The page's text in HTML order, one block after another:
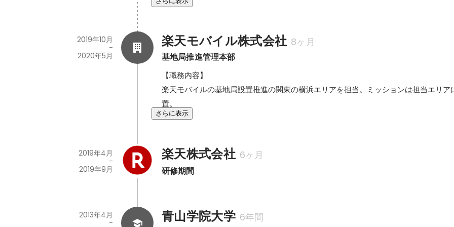
楽天モバイル株式会社 8ヶ月
基地局推進管理本部
2019年10月
-
2020年5月
【職務内容】
楽天モバイルの基地局設置推進の関東の横浜エリアを担当。ミッションは担当エリア
置。
さらに表示
楽天株式会社 6ヶ月
研修期間
2019年4月
-
2019年9月
青山学院大学 6年間
2013年4月
-